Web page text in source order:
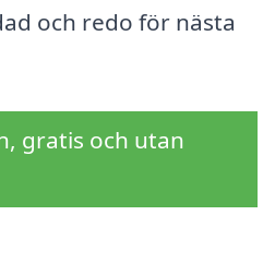
och redo för nästa
gratis och utan